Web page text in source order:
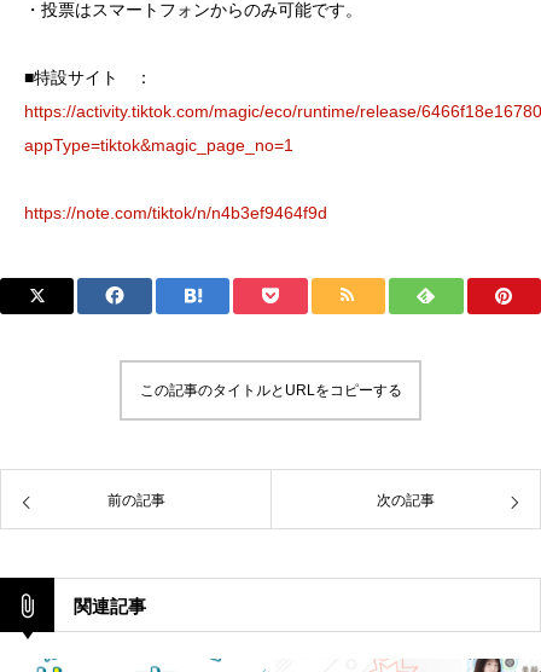
・投票はスマートフォンからのみ可能です。
■特設サイト ：
https://activity.tiktok.com/magic/eco/runtime/release/
appType=tiktok&magic_page_no=1
https://note.com/tiktok/n/n4b3ef9464f9d
この記事のタイトルとURLをコピーする
前の記事 次の記事
関連記事